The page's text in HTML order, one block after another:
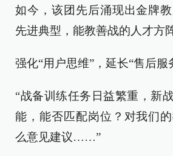
如今，该团先后涌现出金牌
先进典型，能教善战的人才方
强化“用户思维”，延长“售后服
“战备训练任务日益繁重，新
能，能否匹配岗位？对我们
么意见建议……”